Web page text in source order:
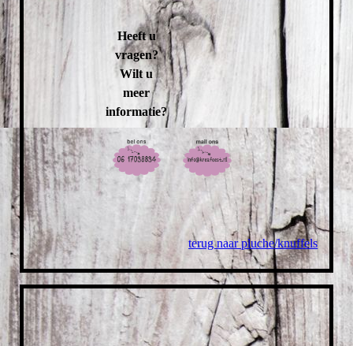
Heeft u
vragen?
Wilt u
meer
informatie?
terug naar pluche/knuffels